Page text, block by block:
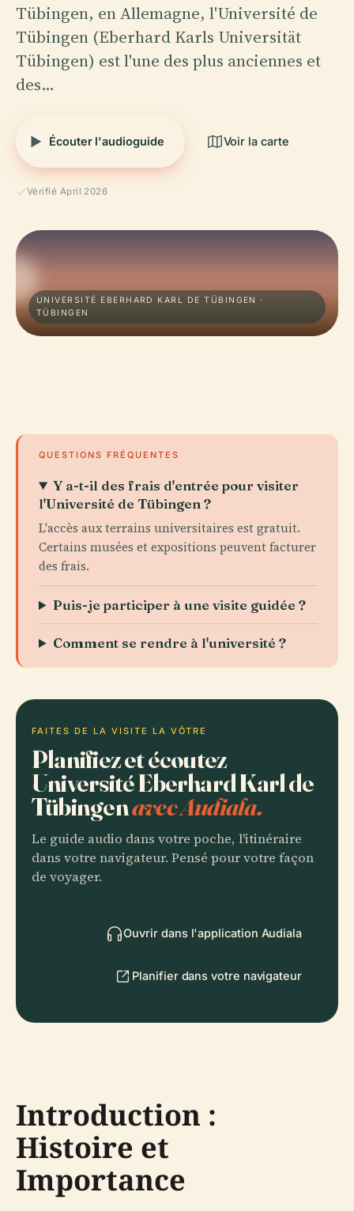
Tübingen, en Allemagne, l'Université de
Tübingen (Eberhard Karls Universität
Tübingen) est l'une des plus anciennes et
des…
Écouter l'audioguide Voir la carte
Vérifié April 2026
UNIVERSITÉ EBERHARD KARL DE TÜBINGEN ·
TÜBINGEN
QUESTIONS FRÉQUENTES
Y a-t-il des frais d'entrée pour visiter
l'Université de Tübingen ?
L'accès aux terrains universitaires est gratuit.
Certains musées et expositions peuvent facturer
des frais.
Puis-je participer à une visite guidée ?
Comment se rendre à l'université ?
FAITES DE LA VISITE LA VÔTRE
Planifiez et écoutez
Université Eberhard Karl de
Tübingenavec Audiala.
Le guide audio dans votre poche, l'itinéraire
dans votre navigateur. Pensé pour votre façon
de voyager.
Ouvrir dans l'application Audiala
Planifier dans votre navigateur
Introduction :
Histoire et
Importance